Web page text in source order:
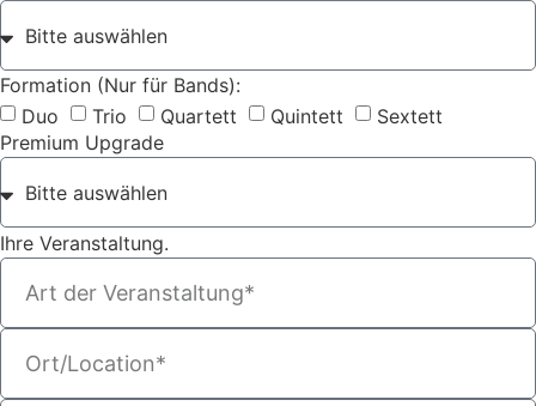
Formation (Nur für Bands):
Duo
Trio Quartett Quintett
Sextett
Premium Upgrade
Ihre Veranstaltung.